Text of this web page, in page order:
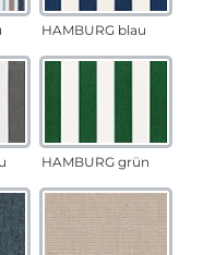
HAMBURG blau
HAMBURG grün